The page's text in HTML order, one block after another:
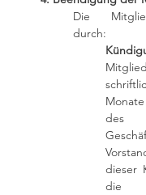
Die
durch:
des
dieser
die